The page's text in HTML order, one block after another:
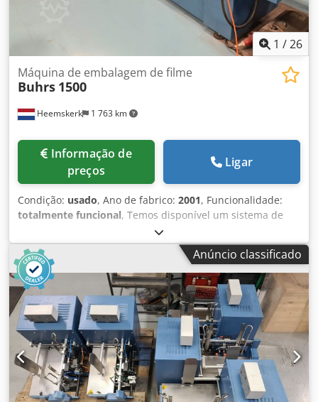
1 /26
Heemskerk 1 763 km
Máquina de embalagem de filme
Buhrs 1500
preços
Ligar
Condição: usado, Ano de fabrico: 2001, Funcionalidade:
totalmente funcional, Temos disponível um sistema de
embalagem em filme Buhrs 1500. Ano de fabricação: 2001.
Esta máquina foi pouco utilizada pelo cliente nos últimos
anos. Será fornecida completa com bomba de vácuo e
todos os acessórios correspondentes. INFORMAÇÕES DO
SISTEMA Sistema: Buhrs Tipo de máquina: Sistema de
embalagem em filme Buhrs 1500 (máx. 13.000 c/h) Ano de
fabricação: 2001 CONFIGURAÇÃO 1 Alimentador principal
Buhrs 1500, tipo alimentador de empurrar 1 Estação base
master Buhrs 1500 Dksdjx Agk Sepfx Afwor 4
Alimentadores rotativos Buhrs 1500 1 Módulo Buhrs 1500
para embalagem em filme Esteira de saída A máquina
pode ser demonstrada totalmente funcional em produção.
Anúncio classificado